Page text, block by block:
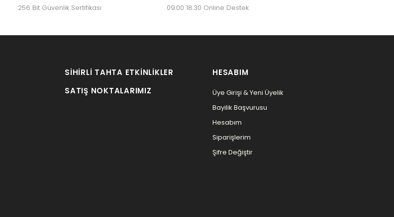
256 Bit Güvenlik Sertifikası 09:00 18:30 Online Destek
SIHIRLI TAHTA ETKINLIKLER
SATIŞ NOKTALARIMIZ
HESABIM
Üye Girişi & Yeni Üyelik
Bayilik Başvurusu
Hesabım
Siparişlerim
Şifre Değiştir